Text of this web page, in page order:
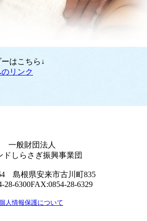
はこちら↓
のリンク
一般財団法人
ドしらさぎ振興事業団
島根県安来市古川町835
28-6300FAX:0854-28-6329
人情報保護について